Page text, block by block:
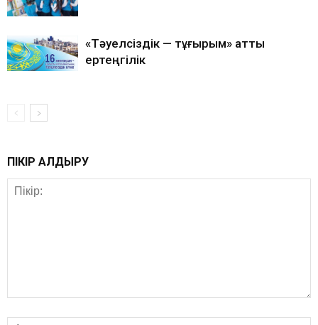
«Тәуелсіздік — тұғырым» атты
ертеңгілік
ПІКІР ҚАЛДЫРУ